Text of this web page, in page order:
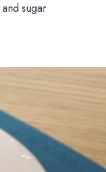
sugar